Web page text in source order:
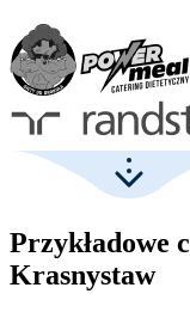
Przykładowe
Krasnystaw